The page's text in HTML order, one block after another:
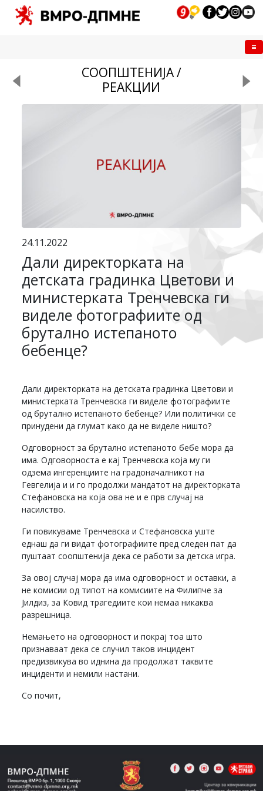
СООПШТЕНИЈА /
РЕАКЦИИ
24.11.2022
Дали директорката на
детската градинка Цветови и
министерката Тренчевска ги
виделе фотографиите од
брутално истепаното
бебенце?
Дали директорката на детската градинка Цветови и
министерката Тренчевска ги виделе фотографиите
од брутално истепаното бебенце? Или политички се
принудени да глумат како да не виделе ништо?
Одговорност за брутално истепаното бебе мора да
има. Одговорноста е кај Тренчевска која му ги
одзема ингеренциите на градоначалникот на
Гевгелија и и го продолжи мандатот на директорката
Стефановска на која ова не и е прв случај на
насилство.
Ги повикуваме Тренчевска и Стефановска уште
еднаш да ги видат фотографиите пред следен пат да
пуштаат соопштенија дека се работи за детска игра.
За овој случај мора да има одговорност и оставки, а
не комисии од типот на комисиите на Филипче за
Јилдиз, за Ковид трагедиите кои немаа никаква
разрешница.
Немањето на одговорност и покрај тоа што
признаваат дека се случил таков инцидент
предизвикува во иднина да продолжат таквите
инциденти и немили настани.
Со почит,